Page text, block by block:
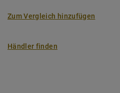
Zum Vergleich hinzufügen
Händler finden